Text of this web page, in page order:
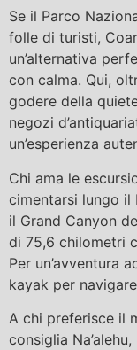
Se il Parco
folle di turisti,
un’alternativa
con calma. Qui,
godere della
negozi
un’esperienza
Chi ama le
cimentarsi lungo il
il Grand Canyon
di 75,6 chilometri
Per un’avventura
kayak per
A chi preferisce il
consiglia